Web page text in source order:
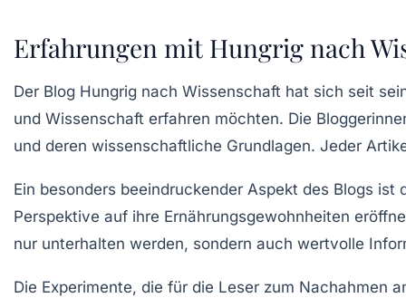
Erfahrungen mit Hungrig nach
Der Blog Hungrig nach Wissenschaft hat sich seit
und Wissenschaft erfahren möchten. Die
und deren wissenschaftliche Grundlagen. Jeder
Ein besonders beeindruckender Aspekt des Blogs ist
Perspektive auf ihre Ernährungsgewohnheiten
nur unterhalten werden, sondern auch wertvolle
Die Experimente, die für die Leser zum Nachahmen